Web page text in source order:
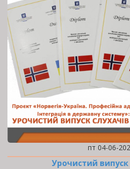
пт 04-06-
Урочистий